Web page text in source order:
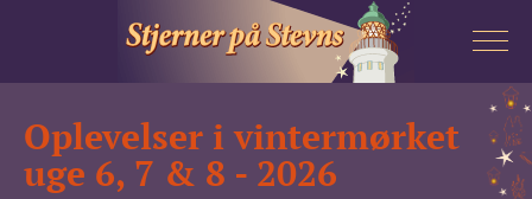
AKTIVITETER
Oplevelser i vintermørket
uge 6, 7 & 8 - 2026